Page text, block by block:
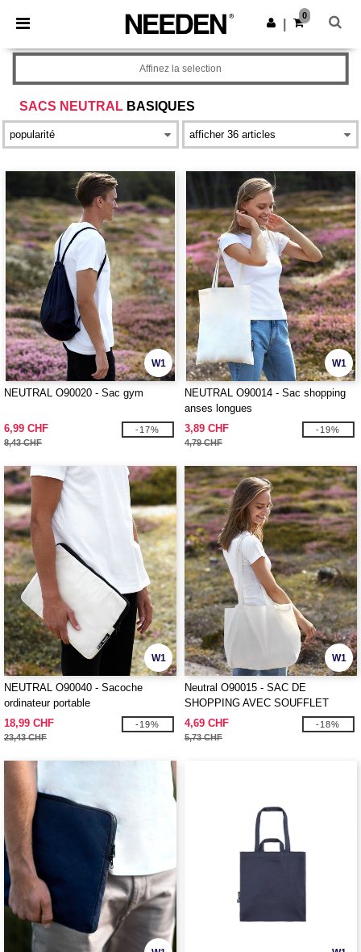
× Appli Needen
Meilleurs prix sur l’app !
Obtenir l'appli
0
SACS NEUTRAL BASIQUES
Affinez la selection
W1
NEUTRAL O90020 - Sac gym
6,99 CHF
8,43 CHF
-17%
W1
NEUTRAL O90014 - Sac shopping
anses longues
3,89 CHF
4,79 CHF
-19%
W1
NEUTRAL O90040 - Sacoche
ordinateur portable
18,99 CHF
23,43 CHF
-19%
W1
Neutral O90015 - SAC DE
SHOPPING AVEC SOUFFLET
4,69 CHF
5,73 CHF
-18%